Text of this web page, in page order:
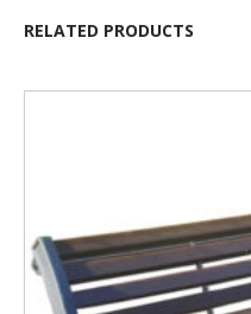
RELATED PRODUCTS